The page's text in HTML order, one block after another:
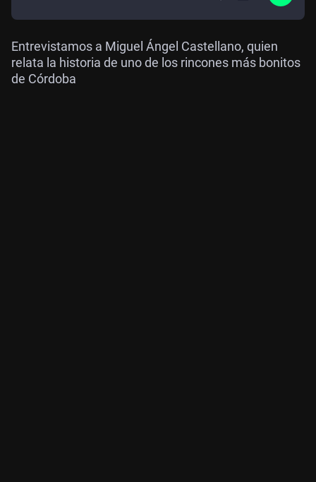
Entrevistamos a Miguel Ángel Castellano, quien
relata la historia de uno de los rincones más bonitos
de Córdoba